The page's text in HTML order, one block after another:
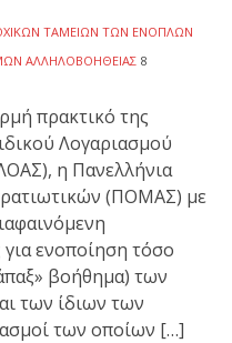
ΤΑΜΕΊΩΝ ΤΩΝ ΕΝΌΠΛΩΝ
ΑΛΛΗΛΟΒΟΗΘΕΊΑΣ 8
πρακτικό της
Λογαριασμού
η Πανελλήνια
(ΠΟΜΑΣ) με
ενοποίηση τόσο
βοήθημα) των
των ίδιων των
των οποίων […]